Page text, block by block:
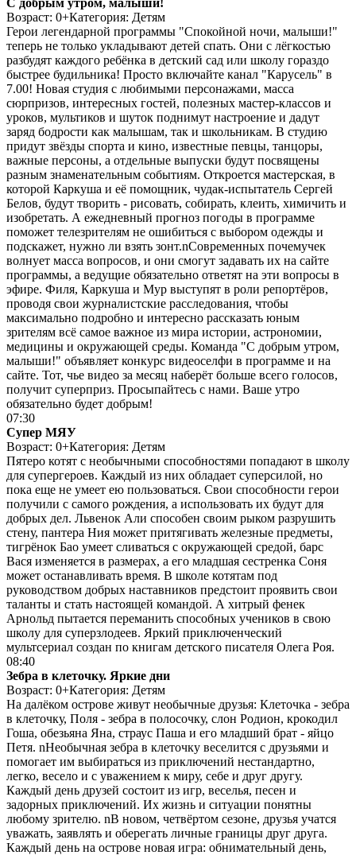
С добрым утром, малыши!
Возраст: 0+Категория: Детям
Герои легендарной программы "Спокойной ночи, малыши!"
теперь не только укладывают детей спать. Они с лёгкостью
разбудят каждого ребёнка в детский сад или школу гораздо
быстрее будильника! Просто включайте канал "Карусель" в
7.00! Новая студия с любимыми персонажами, масса
сюрпризов, интересных гостей, полезных мастер-классов и
уроков, мультиков и шуток поднимут настроение и дадут
заряд бодрости как малышам, так и школьникам. В студию
придут звёзды спорта и кино, известные певцы, танцоры,
важные персоны, а отдельные выпуски будут посвящены
разным знаменательным событиям. Откроется мастерская, в
которой Каркуша и её помощник, чудак-испытатель Сергей
Белов, будут творить - рисовать, собирать, клеить, химичить и
изобретать. А ежедневный прогноз погоды в программе
поможет телезрителям не ошибиться с выбором одежды и
подскажет, нужно ли взять зонт.nСовременных почемучек
волнует масса вопросов, и они смогут задавать их на сайте
программы, а ведущие обязательно ответят на эти вопросы в
эфире. Филя, Каркуша и Мур выступят в роли репортёров,
проводя свои журналистские расследования, чтобы
максимально подробно и интересно рассказать юным
зрителям всё самое важное из мира истории, астрономии,
медицины и окружающей среды. Команда "С добрым утром,
малыши!" объявляет конкурс видеоселфи в программе и на
сайте. Тот, чье видео за месяц наберёт больше всего голосов,
получит суперприз. Просыпайтесь с нами. Ваше утро
обязательно будет добрым!
07:30
Супер МЯУ
Возраст: 0+Категория: Детям
Пятеро котят с необычными способностями попадают в школу
для супергероев. Каждый из них обладает суперсилой, но
пока еще не умеет ею пользоваться. Свои способности герои
получили с самого рождения, а использовать их будут для
добрых дел. Львенок Али способен своим рыком разрушить
стену, пантера Ния может притягивать железные предметы,
тигрёнок Бао умеет сливаться с окружающей средой, барс
Вася изменяется в размерах, а его младшая сестренка Соня
может останавливать время. В школе котятам под
руководством добрых наставников предстоит проявить свои
таланты и стать настоящей командой. А хитрый фенек
Арнольд пытается переманить способных учеников в свою
школу для суперзлодеев. Яркий приключенческий
мультсериал создан по книгам детского писателя Олега Роя.
08:40
Зебра в клеточку. Яркие дни
Возраст: 0+Категория: Детям
На далёком острове живут необычные друзья: Клеточка - зебра
в клеточку, Поля - зебра в полосочку, слон Родион, крокодил
Гоша, обезьяна Яна, страус Паша и его младший брат - яйцо
Петя. nНеобычная зебра в клеточку веселится с друзьями и
помогает им выбираться из приключений нестандартно,
легко, весело и с уважением к миру, себе и друг другу.
Каждый день друзей состоит из игр, веселья, песен и
задорных приключений. Их жизнь и ситуации понятны
любому зрителю. nВ новом, четвёртом сезоне, друзья учатся
уважать, заявлять и оберегать личные границы друг друга.
Каждый день на острове новая игра: обнимательный день,